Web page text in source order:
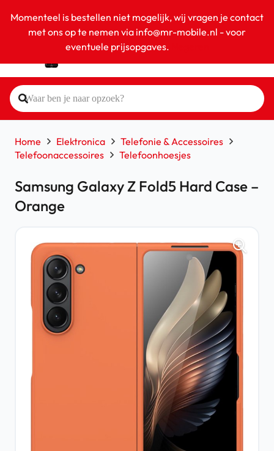
Momenteel is bestellen niet mogelijk, wij vragen je contact
met ons op te nemen via info@mr-mobile.nl - voor
eventuele prijsopgaves.
Home Elektronica
Telefonie & Accessoires
Telefoonaccessoires
Telefoonhoesjes
Samsung Galaxy Z Fold5 Hard Case –
Orange